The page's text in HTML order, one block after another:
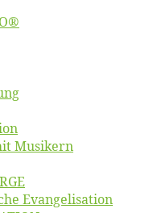
Musikern
Evangelisation